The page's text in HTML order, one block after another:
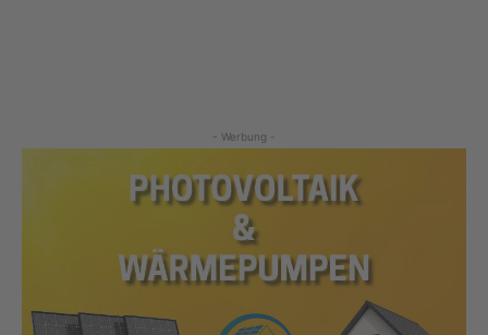
- Werbung -